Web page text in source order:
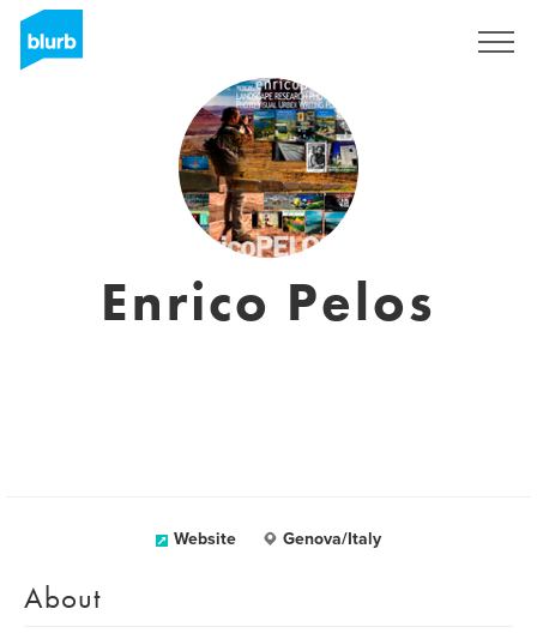
Enrico Pelos
Website Genova/Italy
About